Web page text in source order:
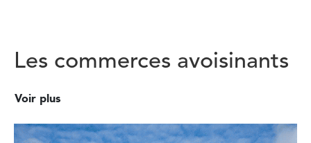
Les commerces avoisinants
Voir plus